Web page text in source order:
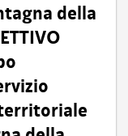
della